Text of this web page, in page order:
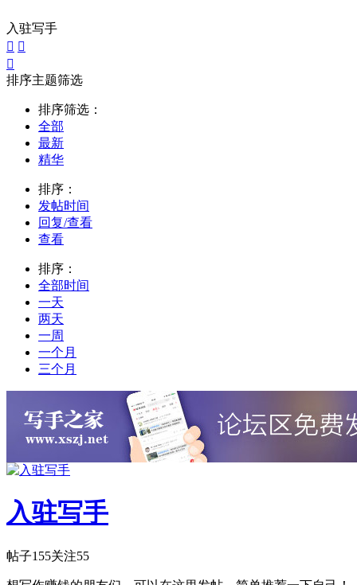
入驻写手
 

排序主题筛选
排序筛选：
全部
最新
精华
排序：
发帖时间
回复/查看
查看
排序：
全部时间
一天
两天
一周
一个月
三个月
入驻写手
帖子155关注55